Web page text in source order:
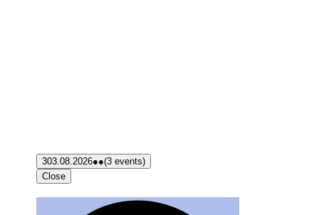
303.08.2026●●(3 events)
Close